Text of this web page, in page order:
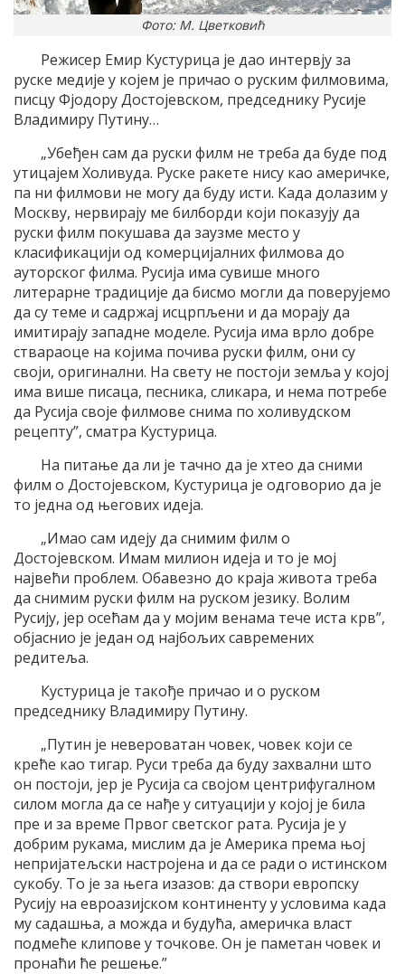
Фото: М. Цветковић
Режисер Емир Кустурица је дао интервју за
руске медије у којем је причао о руским филмовима,
писцу Фјодору Достојевском, председнику Русије
Владимиру Путину…
„Убеђен сам да руски филм не треба да буде под
утицајем Холивуда. Руске ракете нису као америчке,
па ни филмови не могу да буду исти. Када долазим у
Москву, нервирају ме билборди који показују да
руски филм покушава да заузме место у
класификацији од комерцијалних филмова до
ауторског филма. Русија има сувише много
литерарне традиције да бисмо могли да поверујемо
да су теме и садржај исцрпљени и да морају да
имитирају западне моделе. Русија има врло добре
ствараоце на којима почива руски филм, они су
своји, оригинални. На свету не постоји земља у којој
има више писаца, песника, сликара, и нема потребе
да Русија своје филмове снима по холивудском
рецепту”, сматра Кустурица.
На питање да ли је тачно да је хтео да сними
филм о Достојевском, Кустурица је одговорио да је
то једна од његових идеја.
„Имао сам идеју да снимим филм о
Достојевском. Имам милион идеја и то је мој
највећи проблем. Обавезно до краја живота треба
да снимим руски филм на руском језику. Волим
Русију, јер осећам да у мојим венама тече иста крв”,
објаснио је један од најбољих савремених
редитеља.
Кустурица је такође причао и о руском
председнику Владимиру Путину.
„Путин је невероватан човек, човек који се
креће као тигар. Руси треба да буду захвални што
он постоји, јер је Русија са својом центрифугалном
силом могла да се нађе у ситуацији у којој је била
пре и за време Првог светског рата. Русија је у
добрим рукама, мислим да је Америка према њој
непријатељски настројена и да се ради о истинском
сукобу. То је за њега изазов: да створи европску
Русију на евроазијском континенту у условима када
му садашња, а можда и будућа, америчка власт
подмеће клипове у точкове. Он је паметан човек и
пронаћи ће решење.”